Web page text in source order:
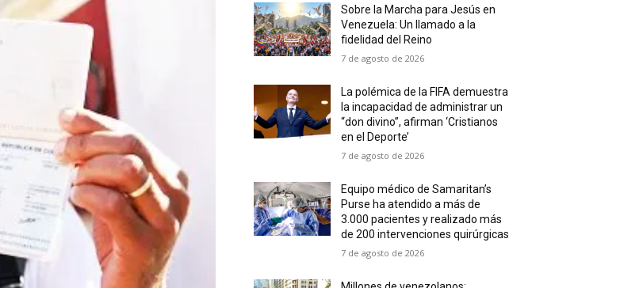
Sobre la Marcha para Jesús en
Venezuela: Un llamado a la
fidelidad del Reino
7 de agosto de 2026
La polémica de la FIFA demuestra
la incapacidad de administrar un
“don divino”, afirman ‘Cristianos
en el Deporte’
7 de agosto de 2026
Equipo médico de Samaritan’s
Purse ha atendido a más de
3.000 pacientes y realizado más
de 200 intervenciones quirúrgicas
7 de agosto de 2026